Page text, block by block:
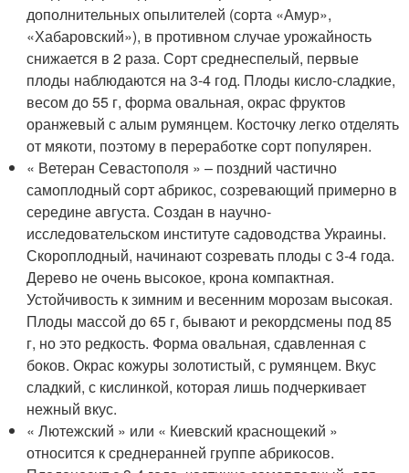
дополнительных опылителей (сорта «Амур»,
«Хабаровский»), в противном случае урожайность
снижается в 2 раза. Сорт среднеспелый, первые
плоды наблюдаются на 3-4 год. Плоды кисло-сладкие,
весом до 55 г, форма овальная, окрас фруктов
оранжевый с алым румянцем. Косточку легко отделять
от мякоти, поэтому в переработке сорт популярен.
« Ветеран Севастополя » – поздний частично
самоплодный сорт абрикос, созревающий примерно в
середине августа. Создан в научно-
исследовательском институте садоводства Украины.
Скороплодный, начинают созревать плоды с 3-4 года.
Дерево не очень высокое, крона компактная.
Устойчивость к зимним и весенним морозам высокая.
Плоды массой до 65 г, бывают и рекордсмены под 85
г, но это редкость. Форма овальная, сдавленная с
боков. Окрас кожуры золотистый, с румянцем. Вкус
сладкий, с кислинкой, которая лишь подчеркивает
нежный вкус.
« Лютежский » или « Киевский краснощекий »
относится к среднеранней группе абрикосов.